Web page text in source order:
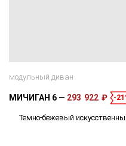
модульный диван
МИЧИГАН 6 293 922 ₽ -
Темно-бежевый